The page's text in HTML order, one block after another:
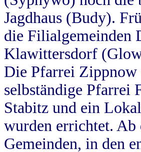
Jagdhaus (Budy).
die Filialgemeinden
Klawittersdorf
Die Pfarrei Zippnow
selbständige
Stabitz und ein
wurden errichtet. Ab
Gemeinden, in den